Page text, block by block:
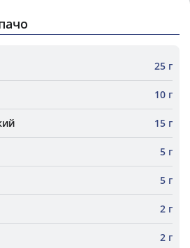
25 г
10 г
15 г
5 г
5 г
2 г
2 г